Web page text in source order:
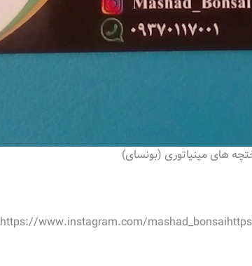
های مینیاتوری (بونسای)
https://www.instagram.com/mashad_bonsai